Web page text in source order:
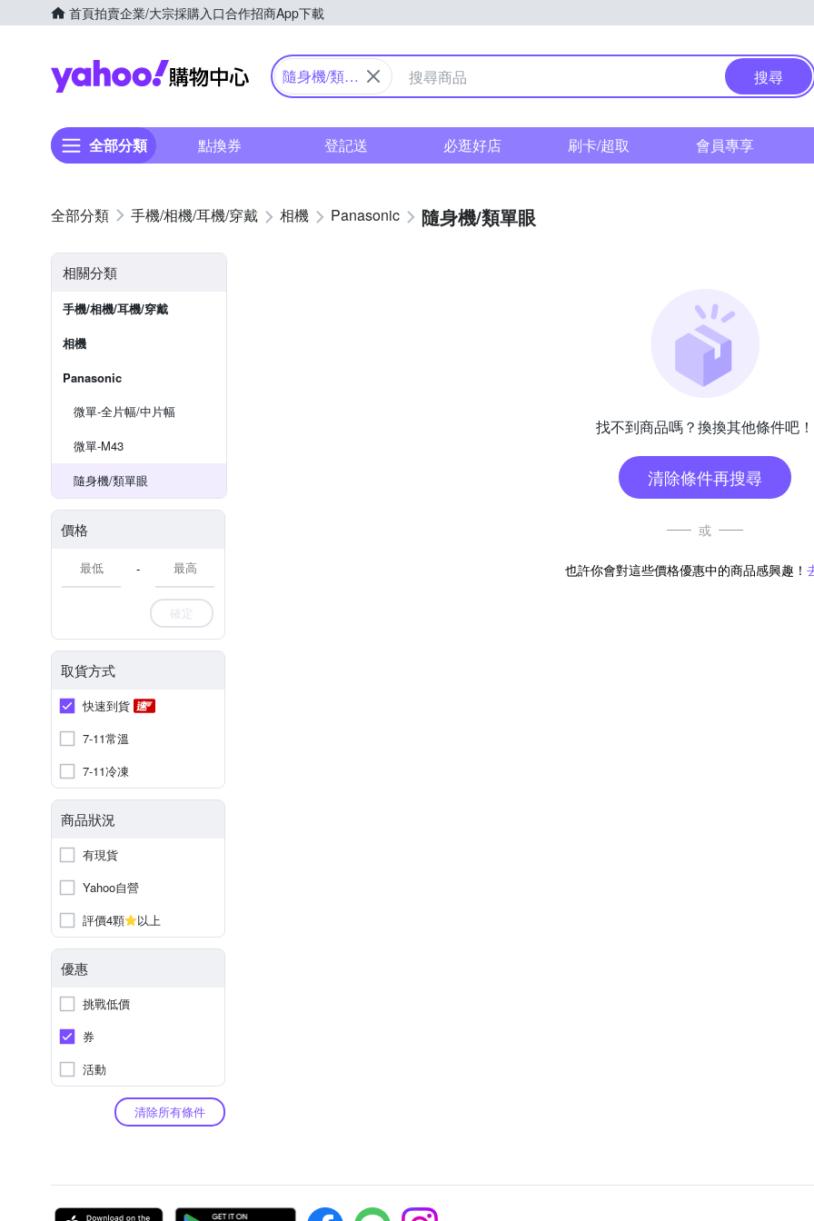
首頁拍賣企業/大宗採購入口合作招商App下載
Yahoo購物中心
隨身機/類單
搜尋
全部分類 點換券 登記送 必逛好店 刷卡/超取 會員專享
手機/相機/耳機/穿戴 相機 Panasonic 隨身機/類單眼
相關分類
手機/相機/耳機/穿戴
相機
Panasonic
微單-全片幅/中片幅
微單-M43
隨身機/類單眼
價格
-
確定
取貨方式
快速到貨
7-11常溫
7-11冷凍
商品狀況
有現貨
Yahoo自營
評價4顆
以上
優惠
挑戰低價
券
活動
清除所有條件
找不到商品嗎？換換其他條件吧！
清除條件再搜尋
或
也許你會對這些價格優惠中的商品感興趣！